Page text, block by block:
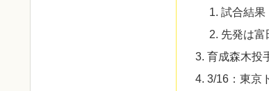
試合結果
先発は富
育成森木投
3/16：東京